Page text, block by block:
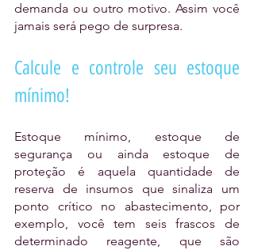
demanda ou outro motivo. Assim você
jamais será pego de surpresa.
Calcule e controle seu estoque
mínimo!
Estoque mínimo, estoque de
segurança ou ainda estoque de
proteção é aquela quantidade de
reserva de insumos que sinaliza um
ponto crítico no abastecimento, por
exemplo, você tem seis frascos de
determinado reagente, que são